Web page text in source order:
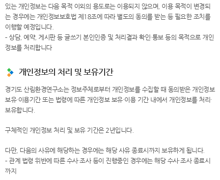
있는 개인정보는 다음 목적 이외의 용도로는 이용되지 않으며, 이용 목적이 변경되
는 경우에는 개인정보보호법 제18조에 따라 별도의 동의를 받는 등 필요한 조치를
이행할 예정입니다.
– 상담, 예약, 게시판 등 글쓰기 본인인증 및 처리결과 확인·통보 등의 목적으로 개인
정보를 처리합니다
개인정보의 처리 및 보유기간
경기도 산림환경연구소는 정보주체로부터 개인정보를 수집할 때 동의받은 개인정보
보유·이용기간 또는 법령에 따른 개인정보 보유·이용 기간 내에서 개인정보를 처리·
보유합니다.
구체적인 개인정보 처리 및 보유 기간은 2년입니다.
다만, 다음의 사유에 해당하는 경우에는 해당 사유 종료시까지 보유하게 됩니다.
– 관계 법령 위반에 따른 수사·조사 등이 진행중인 경우에는 해당 수사·조사 종료시
까지